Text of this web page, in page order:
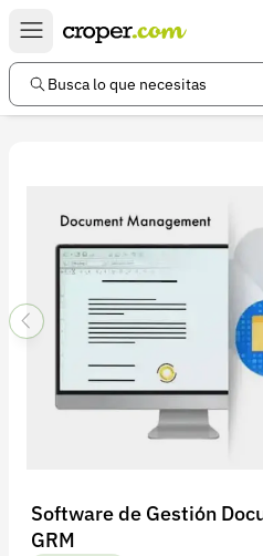
Busca lo que necesitas
Software de Gestión
GRM
Enlaces de interés
Preguntas frecuentes
Términos y condiciones
Política de devoluciones
Política de privacidad
Recuperar contraseña
Contacto